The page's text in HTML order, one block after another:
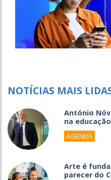
NOTÍCIAS MAIS
António
na
AGENDA
Arte é
parecer do